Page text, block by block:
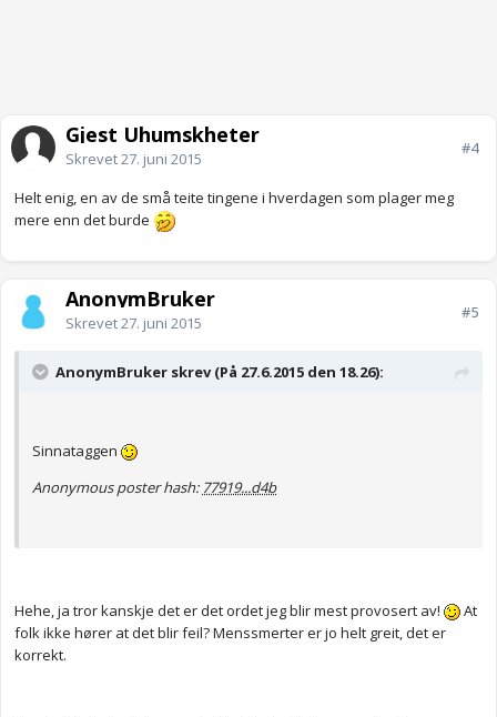
Gjest Uhumskheter
Skrevet27. juni 2015
#4
Helt enig, en av de små teite tingene i hverdagen som plager meg
mere enn det burde
AnonymBruker
Skrevet27. juni 2015
#5
AnonymBruker skrev (På 27.6.2015 den 18.26):
Sinnataggen
Anonymous poster hash: 77919...d4b
Hehe, ja tror kanskje det er det ordet jeg blir mest provosert av!
At
folk ikke hører at det blir feil? Menssmerter er jo helt greit, det er
korrekt.